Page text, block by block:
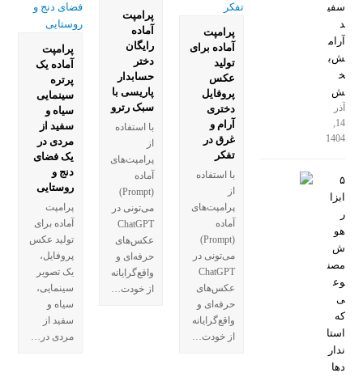
پرامپت
آماده یک
پرتره
سینمایی
سیاه و
سفید از
مردی در
یک فضای
دنج و
روستایی
پرامپت
آماده برای
تولید عکس
پروفایل،
یک تصویر
سینمایی،
سیاه و
سفید از
مردی در…
پرامپت
آماده
رایگان
دختر
حسابدار
پاریسی با
سبک رترو
با استفاده
از
پرامپت‌های
آماده
(Prompt)
می‌تونی در
ChatGPT
عکس‌های
حرفه‌ای و
واقع‌گرایانه
از خودت…
پرامپت
آماده برای
تولید
عکس
پروفایل
دختری
آرام و
غرق در
تفکر
با استفاده
از
پرامپت‌های
آماده
(Prompt)
می‌تونی در
ChatGPT
عکس‌های
حرفه‌ای و
واقع‌گرایانه
از خودت…
سفی
د
آرام
ش‌ب
خ
ش
آذر
14,
1404
۵
ابزا
ر
هو
ش
مصن
وع
ی
که
استا
ندار
دها